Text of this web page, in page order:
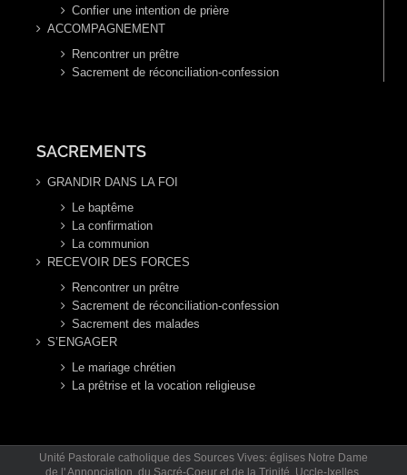
Confier une intention de prière
ACCOMPAGNEMENT
Rencontrer un prêtre
Sacrement de réconciliation-confession
SACREMENTS
GRANDIR DANS LA FOI
Le baptême
La confirmation
La communion
RECEVOIR DES FORCES
Rencontrer un prêtre
Sacrement de réconciliation-confession
Sacrement des malades
S’ENGAGER
Le mariage chrétien
La prêtrise et la vocation religieuse
Unité Pastorale catholique des Sources Vives: églises Notre Dame
de l' Annonciation, du Sacré-Coeur et de la Trinité. Uccle-Ixelles.